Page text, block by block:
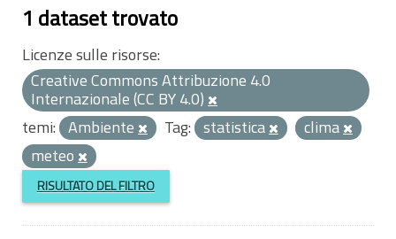
1 dataset trovato
Licenze sulle risorse:
Creative Commons Attribuzione 4.0
Internazionale (CC BY 4.0)
temi: Ambiente Tag: statistica
clima
meteo
RISULTATO DEL FILTRO